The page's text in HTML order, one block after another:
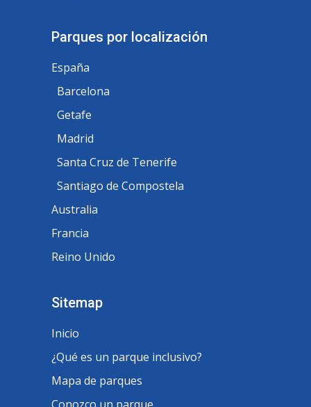
Parques por localización
España
Barcelona
Getafe
Madrid
Santa Cruz de Tenerife
Santiago de Compostela
Australia
Francia
Reino Unido
Sitemap
Inicio
¿Qué es un parque inclusivo?
Mapa de parques